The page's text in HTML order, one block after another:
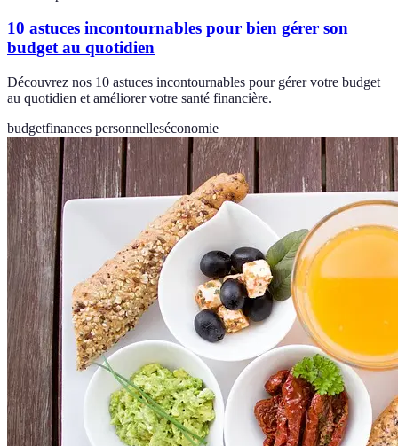
10 astuces incontournables pour bien gérer son
budget au quotidien
Découvrez nos 10 astuces incontournables pour gérer votre budget
au quotidien et améliorer votre santé financière.
budgetfinances personnelleséconomie